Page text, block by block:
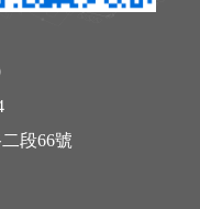
段66號